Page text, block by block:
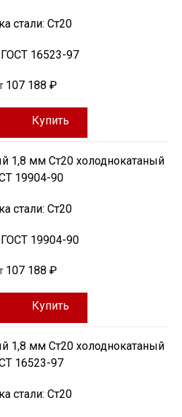
стали: Ст20
ГОСТ 16523-97
107 188 ₽
Купить
1,8 мм Ст20 холоднокатаный
19904-90
стали: Ст20
ГОСТ 19904-90
107 188 ₽
Купить
1,8 мм Ст20 холоднокатаный
16523-97
стали: Ст20